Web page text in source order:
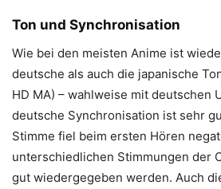
Ton und Synchronisation
Wie bei den meisten Anime ist
deutsche als auch die japanische
HD MA) – wahlweise mit deutschen
deutsche Synchronisation ist sehr
Stimme fiel beim ersten Hören
unterschiedlichen Stimmungen der
gut wiedergegeben werden. Auch